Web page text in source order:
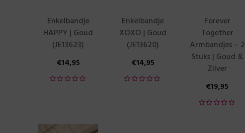
Enkelbandje
HAPPY | Goud
(JE13623)
€14,95
Enkelbandje
XOXO | Goud
(JE13620)
€14,95
Forever
Together
Armbandjes – 2
Stuks | Goud &
Zilver
€19,95